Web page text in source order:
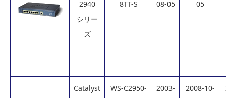
2940
シリー
ズ
8TT-S
08-05
05
Catalyst
WS-C2950-
2003-
2008-10-